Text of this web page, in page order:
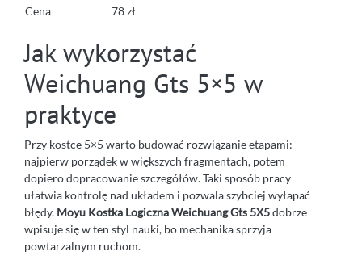
Cena
78 zł
Jak wykorzystać
Weichuang Gts 5×5 w
praktyce
Przy kostce 5×5 warto budować rozwiązanie etapami:
najpierw porządek w większych fragmentach, potem
dopiero dopracowanie szczegółów. Taki sposób pracy
ułatwia kontrolę nad układem i pozwala szybciej wyłapać
błędy. Moyu Kostka Logiczna Weichuang Gts 5X5dobrze
wpisuje się w ten styl nauki, bo mechanika sprzyja
powtarzalnym ruchom.